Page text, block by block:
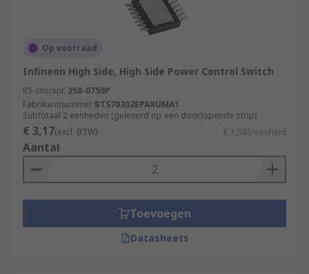
Op voorraad
Infineon High Side, High Side Power Control Switch
RS-stocknr. 258-0759P
Fabrikantnummer BTS70302EPAXUMA1
Subtotaal 2 eenheden (geleverd op een doorlopende strip)
€ 3,17(excl. BTW) € 1,585/eenheid
Aantal
Toevoegen
Datasheets